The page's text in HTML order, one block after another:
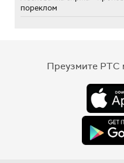
пореклом
Преузмите РТС